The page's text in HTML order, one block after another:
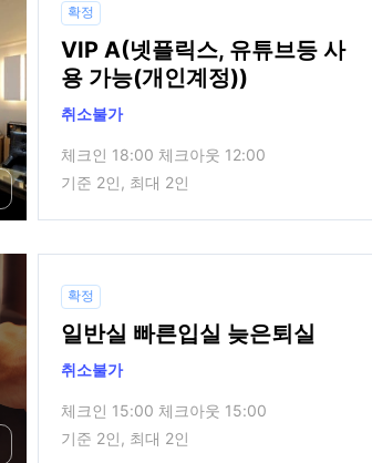
확정
VIP A(넷플릭스, 유튜브등 사
용 가능(개인계정))
취소불가
체크인 18:00 체크아웃 12:00
기준 2인, 최대 2인
확정
일반실 빠른입실 늦은퇴실
취소불가
체크인 15:00 체크아웃 15:00
기준 2인, 최대 2인